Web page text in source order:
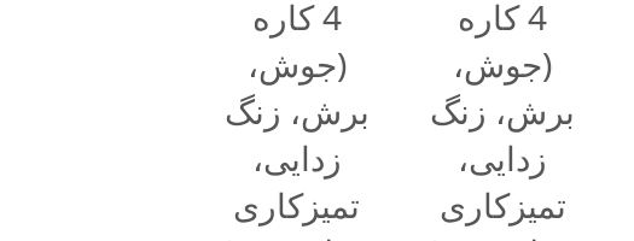
4 کاره
(جوش،
برش، زنگ
زدایی،
تمیزکاری
4 کاره
(جوش،
برش، زنگ
زدایی،
تمیزکاری